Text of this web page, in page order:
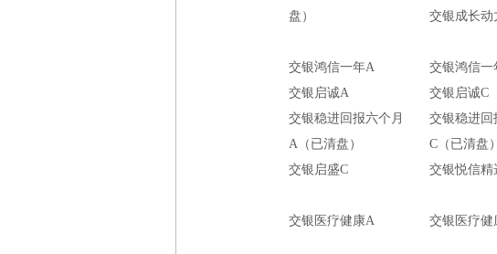
盘）
交银成长动
交银鸿信一年A 交银鸿信一
交银启诚A
交银启诚C
交银稳进回报六个月
A（已清盘）
交银稳进回
C（已清盘）
交银启盛C
交银悦信精
交银医疗健康A 交银医疗健